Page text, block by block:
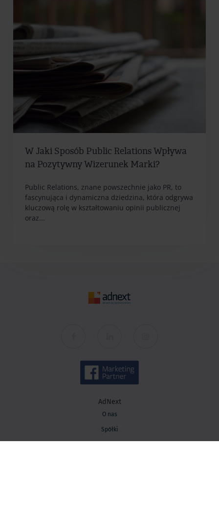
W Jaki Sposób Public Relations Wpływa
na Pozytywny Wizerunek Marki?
Public Relations, znane powszechnie jako PR, to
fascynująca i dynamiczna dziedzina, która odgrywa
kluczową rolę w kształtowaniu opinii publicznej
oraz...
AdNext
O nas
Spółki